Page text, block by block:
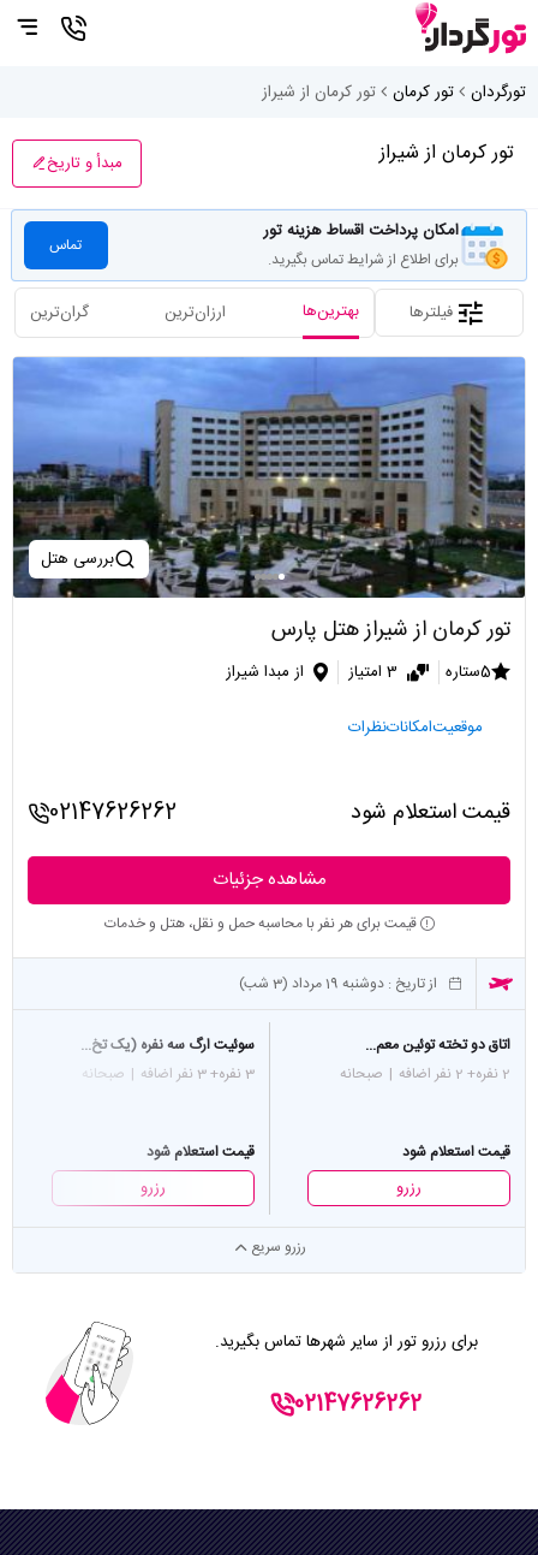
تورگردان تور کرمان تور کرمان از شیراز
تور کرمان از شیراز مبدأ و تاریخ
امکان پرداخت اقساط هزینه تور
برای اطلاع از شرایط تماس بگیرید.
تماس
فیلترها بهترین‌ها ارزان‌ترین گران‌ترین
بررسی هتل
تور کرمان از شیراز هتل پارس
5ستاره 3 امتیاز از مبدا شیراز
موقعیتامکاناتنظرات
قیمت استعلام شود 02147626262
مشاهده جزئیات
قیمت برای هر نفر با محاسبه حمل و نقل، هتل و خدمات
از تاریخ : دوشنبه 19 مرداد (3 شب)
اتاق دو تخته توئین معم...
2 نفره
+ 2 نفر اضافه | صبحانه
قیمت استعلام شود
رزرو
سوئيت ارگ سه نفره (یک تخ...
3 نفره
+ 3 نفر اضافه | صبحانه
قیمت استعلام شود
رزرو
رزرو سریع
برای رزرو تور از سایر شهرها تماس بگیرید.
02147626262